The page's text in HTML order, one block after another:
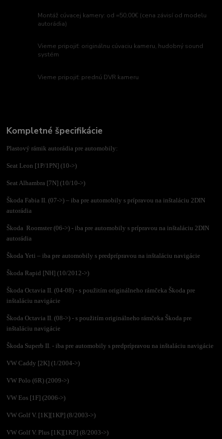
Montáž cúvacej kamery: od =50,00€ (cena závisí od modelu
autorádia)
Vieme pripojiť: originálnu cúvaciu kameru, hudobný sound
systém
Vieme pripojiť: prednú DVR kameru
Kompletné špecifikácie
Plastový rámik autorádia pre automobily:
Seat Leon [1P/1PN] (10->)
Seat Alhambra [7N] (10/10->)
Škoda Fabia II. (07->) – iba pre automobily s prípravou na inštaláciu 2DIN
autorádia
Škoda Roomster (06->) - iba pre automobily s prípravou na inštaláciu 2DIN
autorádia
Škoda Yeti – iba pre automobily s predprípravou na inštaláciu navigácie
Škoda Rapid [NH] (10/2012->)
Škoda Octavia II. (04-08) - s použitím originálneho rámčeka Škoda pre
inštaláciu navigácie
Škoda Octavia II. (08->) - s použitím originálneho rámčeka Škoda pre
inštaláciu navigácie
Škoda Superb II. - iba pre automobily s predprípravou na inštaláciu navigácie
VW Caddy [2K] (1/2004->)
VW Polo (6R) (2009->)
VW Eos [1F] (2006->)
VW Golf V. [1K][1KP] (8/2003->)
VW Golf V. Plus [1K][1KP] (8/2003->)